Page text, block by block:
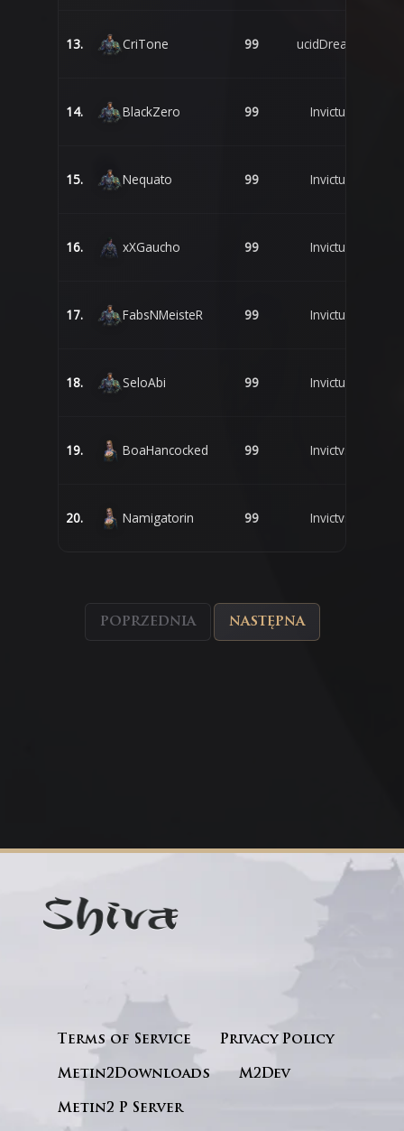
13. CriTone 99 ucidDreams
14. BlackZero 99 Invictus
15. Nequato 99 Invictus
16. xXGaucho 99 Invictus
17. FabsNMeisteR 99 Invictus
18. SeloAbi 99 Invictus
19. BoaHancocked 99 Invictvs
20. Namigatorin 99 Invictvs
poprzednia następna
Terms of Service Privacy Policy
Metin2Downloads M2Dev
Metin2 P Server